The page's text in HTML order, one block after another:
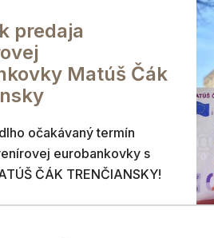
predaja
Matúš Čák
očakávaný termín
eurobankovky s
ČÁK TRENČIANSKY!